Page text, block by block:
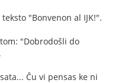
"Bonvenon al IJK!".
"Dobrodošli do
Ĉu vi pensas ke ni